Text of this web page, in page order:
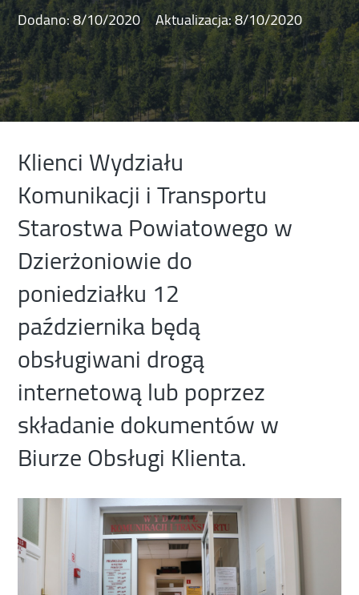
Dodano:8/10/2020 Aktualizacja:8/10/2020
Klienci Wydziału
Komunikacji i Transportu
Starostwa Powiatowego w
Dzierżoniowie do
poniedziałku 12
października będą
obsługiwani drogą
internetową lub poprzez
składanie dokumentów w
Biurze Obsługi Klienta.